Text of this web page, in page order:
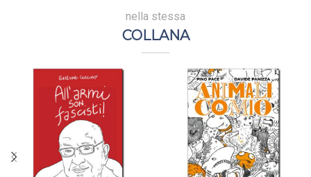
nella stessa
COLLANA